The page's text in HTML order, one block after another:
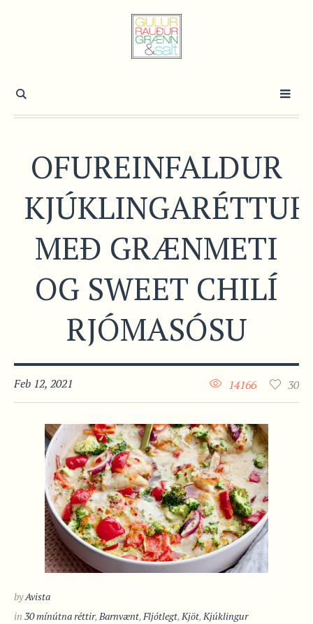
OFUREINFALDUR
KJÚKLINGARÉTTUR
MEÐ GRÆNMETI
OG SWEET CHILÍ
RJÓMASÓSU
Feb 12, 2021 30
14166
byAvista
in 30 mínútna réttir,Barnvænt,Fljótlegt,Kjöt,Kjúklingur